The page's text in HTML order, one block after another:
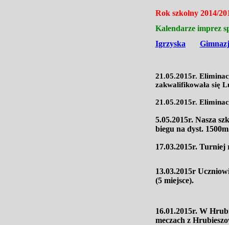
Rok szkolny 2014/
Kalendarze imprez
Igrzyska
21.05.2015r.
zakwalifikowała się
21.05.2015r.
5.05.2015r. Nasza
biegu na dyst.
17.03.2015r. Turniej
13.03.2015r
(5 miejsce).
16.01.2015r. W
meczach z